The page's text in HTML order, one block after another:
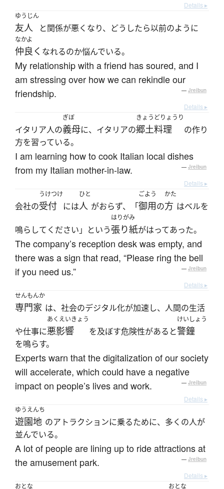
Details ▸
ゆうじん
友人 と関係が悪くなり、どうしたら以前のように
なかよ
仲良く なれるのか悩んでいる。
My relationship with a friend has soured, and I
am stressing over how we can rekindle our
friendship.
— Jreibun
Details ▸
イタリア人の
ぎぼ
義母に、イタリアの
きょうどりょうり
郷土料理
の作り
方を習っている。
I am learning how to cook Italian local dishes
from my Italian mother-in-law.
— Jreibun
Details ▸
会社の
うけつけ
受付 には
ひと
人 がおらず、「
ごよう
御用の
かた
方 はベルを
鳴らしてください」という
はりがみ
張り紙がはってあった。
The company’s reception desk was empty, and
there was a sign that read, “Please ring the bell
if you need us.”
— Jreibun
Details ▸
せんもんか
専門家 は、社会のデジタル化が加速し、人間の生活
や仕事に
あくえいきょう
悪影響 を及ぼす危険性があると
けいしょう
警鐘
を鳴らす。
Experts warn that the digitalization of our society
will accelerate, which could have a negative
impact on people’s lives and work.
— Jreibun
Details ▸
ゆうえんち
遊園地 のアトラクションに乗るために、多くの人が
並んでいる。
A lot of people are lining up to ride attractions at
the amusement park.
— Jreibun
Details ▸
おとな
おとな